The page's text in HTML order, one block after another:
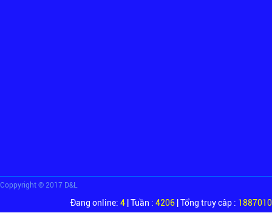
Coppyright © 2017 D&L
Đang online: 4 | Tuần : 4206 | Tổng truy câp : 1887010